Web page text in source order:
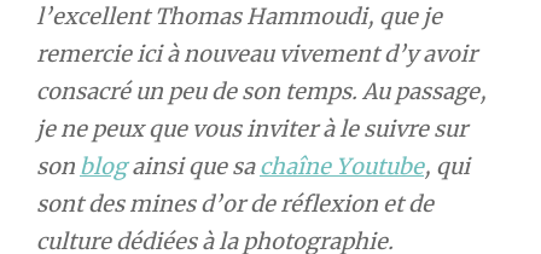
l’excellent Thomas Hammoudi, que je
remercie ici à nouveau vivement d’y avoir
consacré un peu de son temps. Au passage,
je ne peux que vous inviter à le suivre sur
son blogainsi que sachaîne Youtube, qui
sont des mines d’or de réflexion et de
culture dédiées à la photographie.